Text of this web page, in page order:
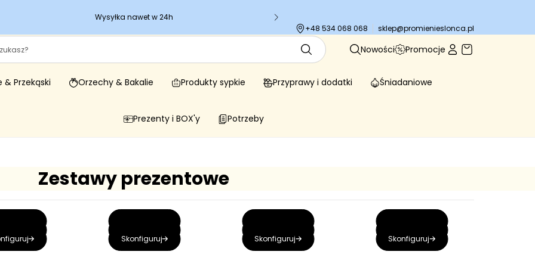
Wysyłka nawet w 24h
+48 534 068 068
sklep@promienieslonca.pl
Nowości Promocje
& Przekąski Orzechy & Bakalie Produkty sypkie Przyprawy i dodatki Śniadaniowe
Prezenty i BOX'y Potrzeby
Zestawy prezentowe
Skonfiguruj Skonfiguruj Skonfiguruj